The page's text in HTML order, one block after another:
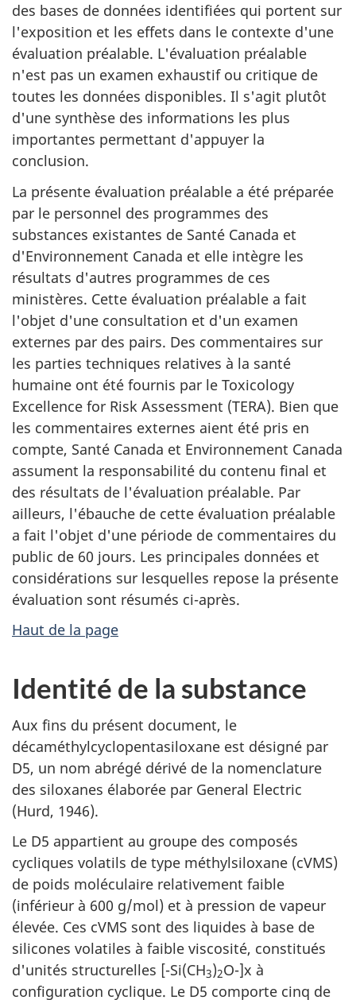
des bases de données identifiées qui portent sur
l'exposition et les effets dans le contexte d'une
évaluation préalable. L'évaluation préalable
n'est pas un examen exhaustif ou critique de
toutes les données disponibles. Il s'agit plutôt
d'une synthèse des informations les plus
importantes permettant d'appuyer la
conclusion.
La présente évaluation préalable a été préparée
par le personnel des programmes des
substances existantes de Santé Canada et
d'Environnement Canada et elle intègre les
résultats d'autres programmes de ces
ministères. Cette évaluation préalable a fait
l'objet d'une consultation et d'un examen
externes par des pairs. Des commentaires sur
les parties techniques relatives à la santé
humaine ont été fournis par le Toxicology
Excellence for Risk Assessment (TERA). Bien que
les commentaires externes aient été pris en
compte, Santé Canada et Environnement Canada
assument la responsabilité du contenu final et
des résultats de l'évaluation préalable. Par
ailleurs, l'ébauche de cette évaluation préalable
a fait l'objet d'une période de commentaires du
public de 60 jours. Les principales données et
considérations sur lesquelles repose la présente
évaluation sont résumés ci-après.
Haut de la page
Identité de la substance
Aux fins du présent document, le
décaméthylcyclopentasiloxane est désigné par
D5, un nom abrégé dérivé de la nomenclature
des siloxanes élaborée par General Electric
(Hurd, 1946).
Le D5 appartient au groupe des composés
cycliques volatils de type méthylsiloxane (cVMS)
de poids moléculaire relativement faible
(inférieur à 600 g/mol) et à pression de vapeur
élevée. Ces cVMS sont des liquides à base de
silicones volatiles à faible viscosité, constitués
d'unités structurelles [-Si(CH3)2O-]x à
configuration cyclique. Le D5 comporte cinq de